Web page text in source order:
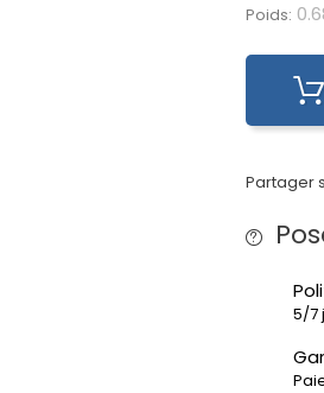
Poids:
Partager
5/7